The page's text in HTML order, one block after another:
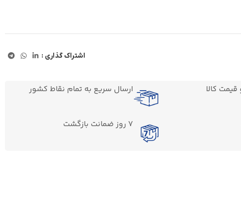
اشتراک گذاری :
کالا ارسال سریع به تمام نقاط کشور
7 روز ضمانت بازگشت